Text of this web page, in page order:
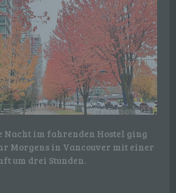
Nacht im fahrenden Hostel ging
Morgens in Vancouver mit einer
um drei Stunden.